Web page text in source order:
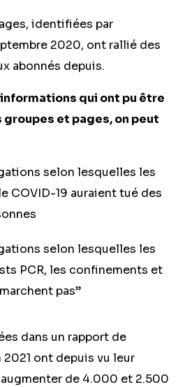
identifiées par
2020, ont rallié des
abonnés depuis.
qui ont pu être
groupes et pages, on peut
selon lesquelles les
COVID-19 auraient tué des
selon lesquelles les
PCR, les confinements et
pas”
dans un rapport de
ont depuis vu leur
augmenter de 4.000 et 2.500